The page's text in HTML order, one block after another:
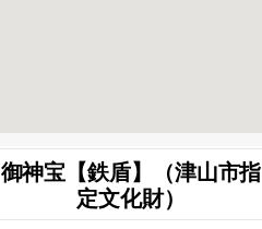
御神宝【鉄盾】（津山市指
定文化財）